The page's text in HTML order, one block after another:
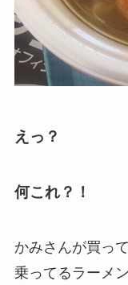
えっ？
何これ？！
かみさんが買っ
乗ってるラーメ